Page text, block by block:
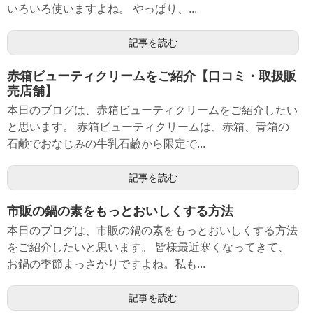
いろいろ使いますよね。 やっぱり、...
記事を読む
赤箱ビューティクリームをご紹介【口コミ・取扱販
売店舗】
本日のブログは、赤箱ビューティクリームをご紹介したい
と思います。 赤箱ビューティクリームは、赤箱、青箱の
石鹸でおなじみの牛乳石鹼から限定で...
記事を読む
市販の鍋の素をもっとおいしくする方法
本日のブログは、市販の鍋の素をもっとおいしくする方法
をご紹介したいと思います。 皆様最近寒くなってきて、
お鍋の季節まっさかりですよね。私も...
記事を読む